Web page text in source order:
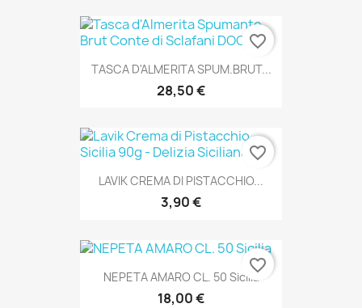
TASCA D'ALMERITA SPUM.BRUT...
28,50 €
favorite_border
LAVIK CREMA DI PISTACCHIO...
3,90 €
favorite_border
NEPETA AMARO CL. 50 Sicilia
18,00 €
favorite_border